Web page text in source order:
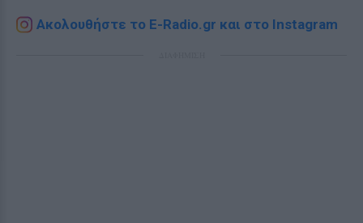
Ακολουθήστε το E-Radio.gr και στο Instagram